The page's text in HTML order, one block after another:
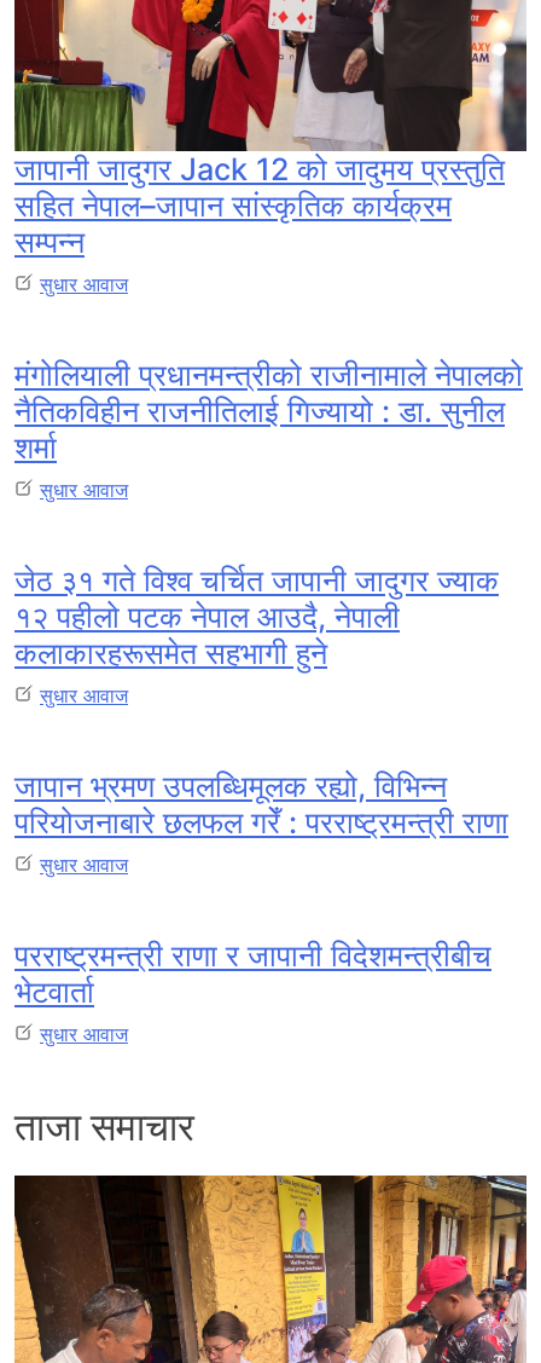
जापानी जादुगर Jack 12 को जादुमय प्रस्तुति
सहित नेपाल–जापान सांस्कृतिक कार्यक्रम
सम्पन्न
सुधार आवाज
मंगोलियाली प्रधानमन्त्रीको राजीनामाले नेपालको
नैतिकविहीन राजनीतिलाई गिज्यायो : डा. सुनील
शर्मा
सुधार आवाज
जेठ ३१ गते विश्व चर्चित जापानी जादुगर ज्याक
१२ पहीलो पटक नेपाल आउदै, नेपाली
कलाकारहरूसमेत सहभागी हुने
सुधार आवाज
जापान भ्रमण उपलब्धिमूलक रह्यो, विभिन्न
परियोजनाबारे छलफल गरेँ : परराष्ट्रमन्त्री राणा
सुधार आवाज
परराष्ट्रमन्त्री राणा र जापानी विदेशमन्त्रीबीच
भेटवार्ता
सुधार आवाज
ताजा समाचार